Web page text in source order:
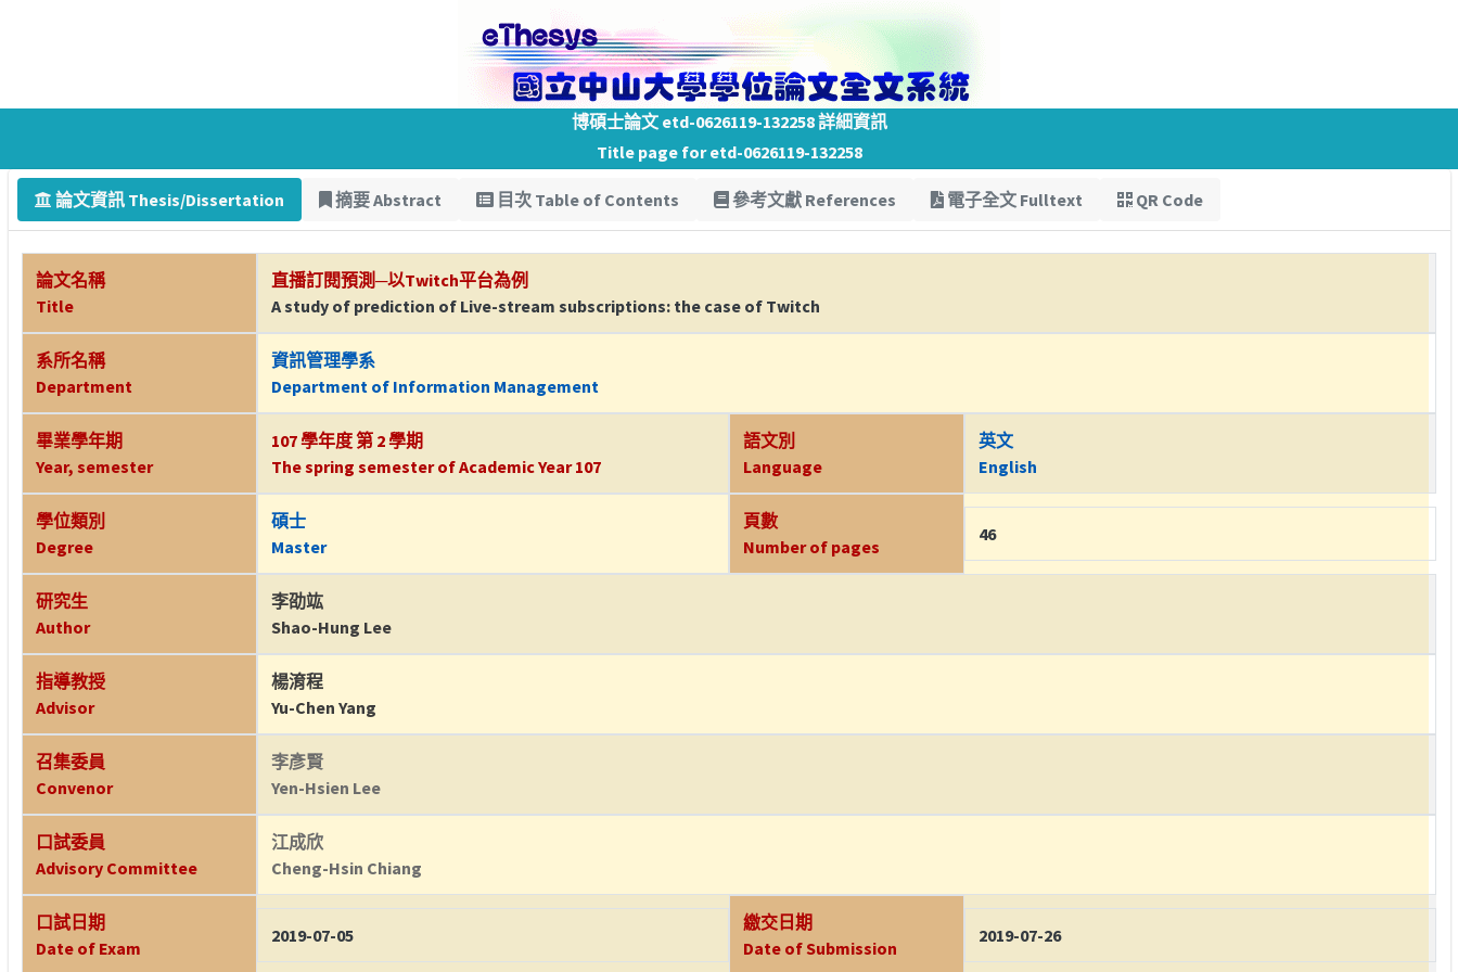
博碩士論文 etd-0626119-132258 詳細資訊
Title page for etd-0626119-132258
論文資訊 Thesis/Dissertation 摘要 Abstract 目次 Table of Contents 參考文獻 References 電子全文 Fulltext QR Code
論文名稱
Title
直播訂閱預測─以Twitch平台為例
A study of prediction of Live-stream subscriptions: the case of Twitch
系所名稱
Department
資訊管理學系
Department of Information Management
畢業學年期
Year, semester
107 學年度 第 2 學期
The spring semester of Academic Year 107
語文別
Language
英文
English
學位類別
Degree
碩士
Master
頁數
Number of pages
46
研究生
Author
李劭竑
Shao-Hung Lee
指導教授
Advisor
楊淯程
Yu-Chen Yang
召集委員
Convenor
李彥賢
Yen-Hsien Lee
口試委員
Advisory Committee
江成欣
Cheng-Hsin Chiang
口試日期
Date of Exam
2019-07-05
繳交日期
Date of Submission
2019-07-26